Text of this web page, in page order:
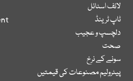
لائف اسٹائل
ٹاپ ٹرینڈ
دلچسپ و عجیب
صحت
سونے کے نرخ
پیٹرولیم مصنوعات کی قیمتیں